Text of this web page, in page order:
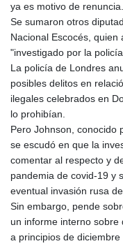
ya es motivo de renuncia.
Se sumaron otros
Nacional Escocés,
"investigado por la
La policía de Londres
posibles delitos en
ilegales celebrados en
lo prohibían.
Pero Johnson, conocido
se escudó en que la
comentar al respecto y
pandemia de covid-19 y
eventual invasión rusa
Sin embargo, pende
un informe interno
a principios de